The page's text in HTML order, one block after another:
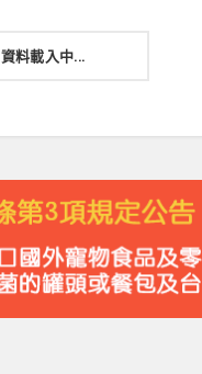
資料載入中...